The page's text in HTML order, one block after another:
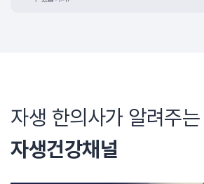
자생 한의사가 알려주는
자생건강채널